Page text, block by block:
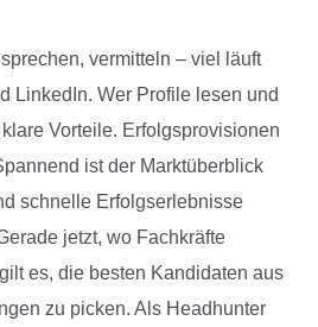
vermitteln – viel läuft
LinkedIn. Wer Profile lesen und
Vorteile. Erfolgsprovisionen
ist der Marktüberblick
schnelle Erfolgserlebnisse
jetzt, wo Fachkräfte
es, die besten Kandidaten aus
zu picken. Als Headhunter